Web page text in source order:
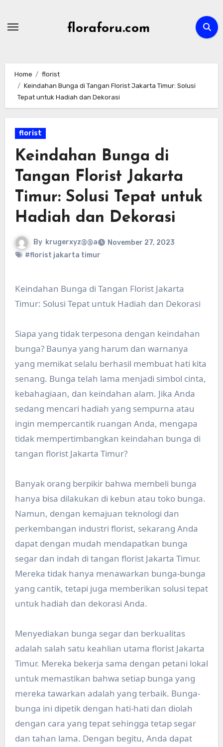
floraforu.com
Home
florist
Keindahan Bunga di Tangan Florist Jakarta Timur: Solusi
Tepat untuk Hadiah dan Dekorasi
florist
Keindahan Bunga di
Tangan Florist Jakarta
Timur: Solusi Tepat untuk
Hadiah dan Dekorasi
By krugerxyz@@a
November 27, 2023
#florist jakarta timur
Keindahan Bunga di Tangan Florist Jakarta
Timur: Solusi Tepat untuk Hadiah dan Dekorasi
Siapa yang tidak terpesona dengan keindahan
bunga? Baunya yang harum dan warnanya
yang memikat selalu berhasil membuat hati kita
senang. Bunga telah lama menjadi simbol cinta,
kebahagiaan, dan keindahan alam. Jika Anda
sedang mencari hadiah yang sempurna atau
ingin mempercantik ruangan Anda, mengapa
tidak mempertimbangkan keindahan bunga di
tangan florist Jakarta Timur?
Banyak orang berpikir bahwa membeli bunga
hanya bisa dilakukan di kebun atau toko bunga.
Namun, dengan kemajuan teknologi dan
perkembangan industri florist, sekarang Anda
dapat dengan mudah mendapatkan bunga
segar dan indah di tangan florist Jakarta Timur.
Mereka tidak hanya menawarkan bunga-bunga
yang cantik, tetapi juga memberikan solusi tepat
untuk hadiah dan dekorasi Anda.
Menyediakan bunga segar dan berkualitas
adalah salah satu keahlian utama florist Jakarta
Timur. Mereka bekerja sama dengan petani lokal
untuk memastikan bahwa setiap bunga yang
mereka tawarkan adalah yang terbaik. Bunga-
bunga ini dipetik dengan hati-hati dan diolah
dengan cara yang tepat sehingga tetap segar
dan tahan lama. Dengan begitu, Anda dapat